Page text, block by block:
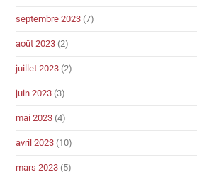
septembre 2023 (7)
août 2023 (2)
juillet 2023 (2)
juin 2023 (3)
mai 2023 (4)
avril 2023 (10)
mars 2023 (5)